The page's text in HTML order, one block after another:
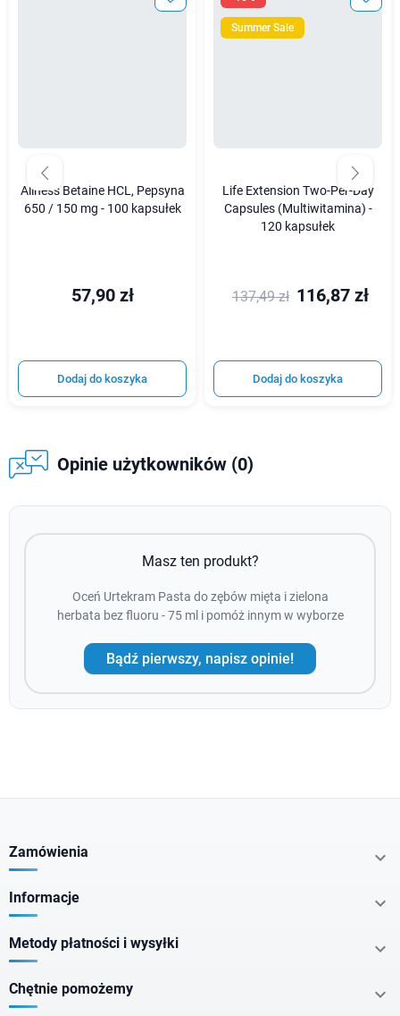
Aliness Betaine HCL, Pepsyna
650 / 150 mg - 100 kapsułek
57,90 zł
Dodaj do koszyka
Summer Sale
Life Extension Two-Per-Day
Capsules (Multiwitamina) -
120 kapsułek
137,49 zł 116,87 zł
Dodaj do koszyka
Opinie użytkowników (0)
Masz ten produkt?
Oceń Urtekram Pasta do zębów mięta i zielona
herbata bez fluoru - 75 ml i pomóż innym w wyborze
Bądź pierwszy, napisz opinie!
Zamówienia 
Informacje 
Metody płatności i wysyłki 
Chętnie pomożemy 